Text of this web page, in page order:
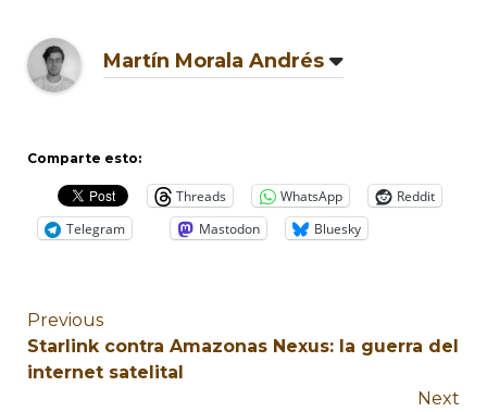
Martín Morala Andrés
Comparte esto:
Threads WhatsApp
Reddit
Telegram
Mastodon Bluesky
Previous
Starlink contra Amazonas Nexus: la guerra del
internet satelital
Next